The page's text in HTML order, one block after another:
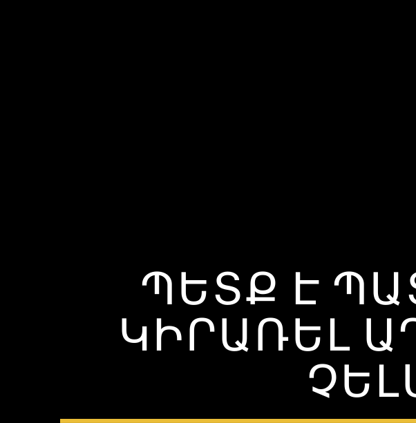
ՊԵՏՔ Է
ԿԻՐԱՌԵԼ